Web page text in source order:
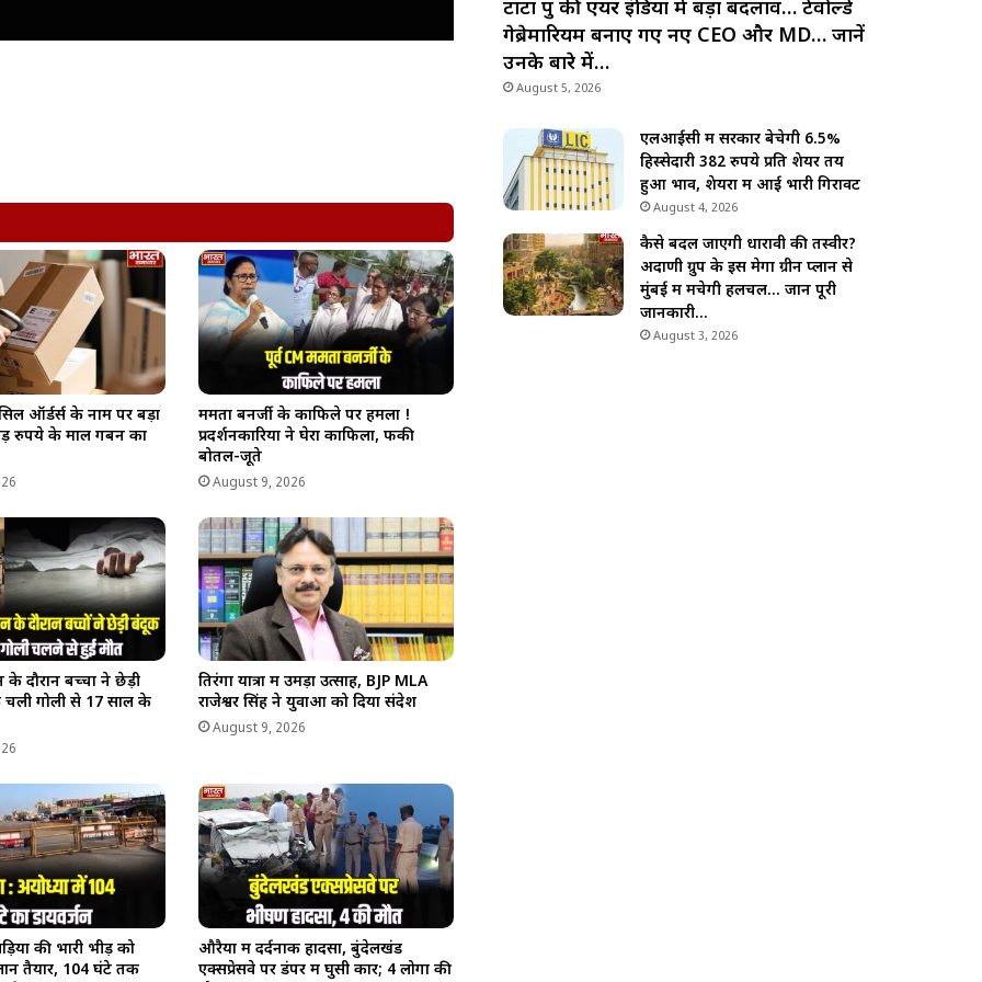
ऑर्डर्स के नाम पर बड़ा
रुपये के माल गबन का
ममता बनर्जी के काफिले पर हमला !
प्रदर्शनकारियों ने घेरा काफिला, फेंकी
बोतलें-जूते
August 9, 2026
दौरान बच्चों ने छेड़ी
गोली से 17 साल के
तिरंगा यात्रा में उमड़ा उत्साह, BJP MLA
राजेश्वर सिंह ने युवाओं को दिया संदेश
August 9, 2026
की भारी भीड़ को
तैयार, 104 घंटे तक
औरैया में दर्दनाक हादसा, बुंदेलखंड
एक्सप्रेसवे पर डंपर में घुसी कार; 4 लोगों की
टाटा ग्रुप की एयर इंडिया में बड़ा बदलाव… टेवोल्डे
गेब्रेमारियम बनाए गए नए CEO और MD… जानें
उनके बारे में…
August 5, 2026
एलआईसी में सरकार बेचेगी 6.5%
हिस्सेदारी 382 रुपये प्रति शेयर तय
हुआ भाव, शेयरों में आई भारी गिरावट
August 4, 2026
कैसे बदल जाएगी धारावी की तस्वीर?
अदाणी ग्रुप के इस मेगा ग्रीन प्लान से
मुंबई में मचेगी हलचल… जानें पूरी
जानकारी…
August 3, 2026